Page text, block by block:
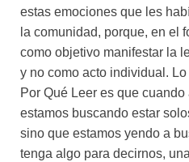
estas emociones que les
la comunidad, porque, en el
como objetivo manifestar la
y no como acto individual.
Por Qué Leer es que
estamos buscando estar
sino que estamos yendo a
tenga algo para decirnos,